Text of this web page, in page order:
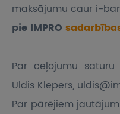
maksājumu caur i-
pie IMPRO
Par ceļojumu
Uldis Klepers,
Par pārējiem